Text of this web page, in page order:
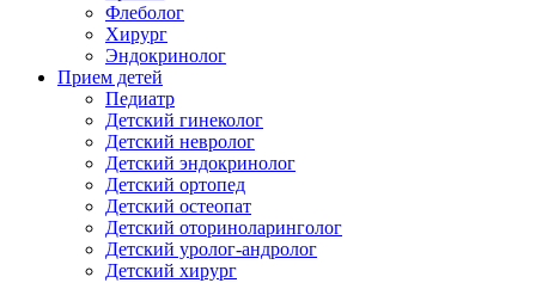
Флеболог
Хирург
Эндокринолог
Прием детей
Педиатр
Детский гинеколог
Детский невролог
Детский эндокринолог
Детский ортопед
Детский остеопат
Детский оториноларинголог
Детский уролог-андролог
Детский хирург